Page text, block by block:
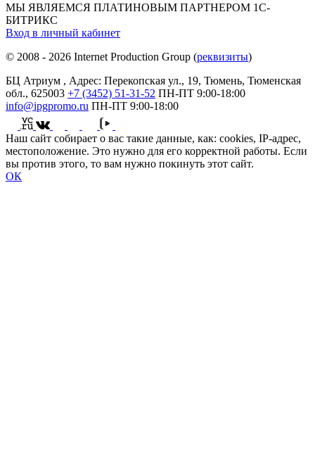
МЫ ЯВЛЯЕМСЯ ПЛАТИНОВЫМ ПАРТНЕРОМ 1С-
БИТРИКС
Вход в личный кабинет
© 2008 - 2026 Internet Production Group (реквизиты)
БЦ Атриум , Адрес: Перекопская ул., 19, Тюмень, Тюменская
обл., 625003 +7 (3452) 51-31-52 ПН-ПТ 9:00-18:00
info@ipgpromo.ru ПН-ПТ 9:00-18:00
Наш сайт собирает о вас такие данные, как: cookies, IP-адрес,
местоположение. Это нужно для его корректной работы. Если
вы против этого, то вам нужно покинуть этот сайт.
ОК